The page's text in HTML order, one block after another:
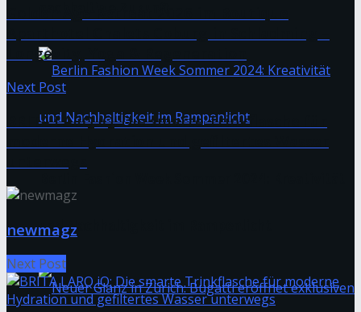
und Nachhaltigkeit im Rampenlicht
Longevity, Yoga & Regeneration
Next Post
BRITA LARQ iQ: Die smarte Trinkflasche für
newmagz
Next Post